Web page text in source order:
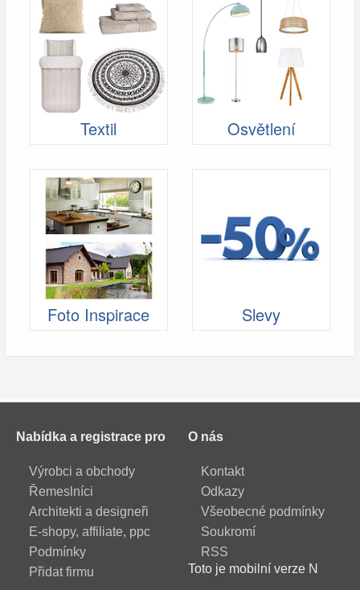
Textil Osvětlení
Foto Inspirace Slevy
Nabídka a registrace pro
Výrobci a obchody
Řemeslníci
Architekti a designeři
E-shopy, affiliate, ppc
Podmínky
Přidat firmu
O nás
Kontakt
Odkazy
Všeobecné podmínky
Soukromí
RSS
Toto je mobilní verze N